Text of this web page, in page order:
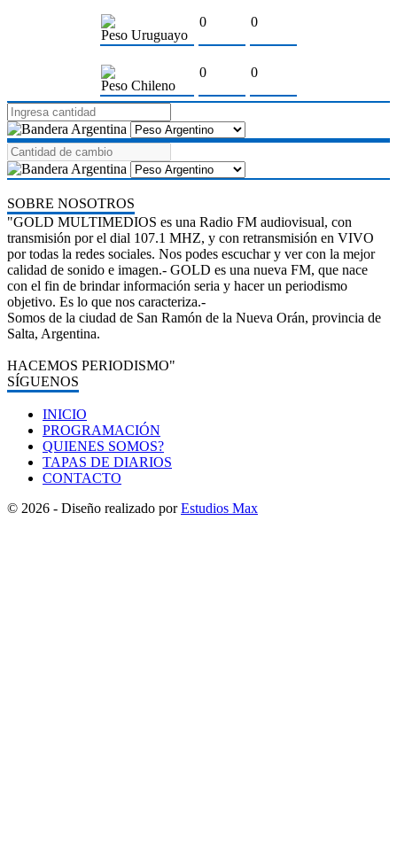
Peso Uruguayo
0 0
Peso Chileno
0 0
SOBRE NOSOTROS
"GOLD MULTIMEDIOS es una Radio FM audiovisual, con
transmisión por el dial 107.1 MHZ, y con retransmisión en VIVO
por todas la redes sociales. Nos podes escuchar y ver con la mejor
calidad de sonido e imagen.- GOLD es una nueva FM, que nace
con el fin de brindar información seria y hacer un periodismo
objetivo. Es lo que nos caracteriza.-
Somos de la ciudad de San Ramón de la Nueva Orán, provincia de
Salta, Argentina.
HACEMOS PERIODISMO"
SÍGUENOS
INICIO
PROGRAMACIÓN
QUIENES SOMOS?
TAPAS DE DIARIOS
CONTACTO
© 2026 - Diseño realizado porEstudios Max